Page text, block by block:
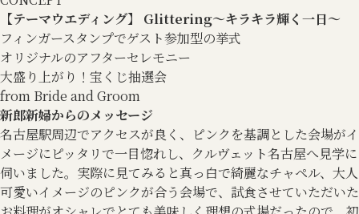
【テーマウエディング】 Glittering～キラキラ輝く一日～
フィンガースタンプでゲスト参加型の挙式
オリジナルのアフターセレモニー
大盛り上がり！宝くじ抽選会
from Bride and Groom
新郎新婦からのメッセージ
名古屋駅周辺でアクセスが良く、ピンクを基調とした会場がイ
メージにピッタリで一目惚れし、クルヴェット名古屋へ見学に
伺いました。実際に見てみると真っ白で綺麗なチャペル、大人
可愛いイメージのピンクが合う会場で、試食させていただいた